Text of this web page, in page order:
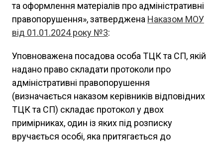
та оформлення матеріалів про адміністративні
правопорушення», затверджена Наказом МОУ
від 01.01.2024 року №3:
Уповноважена посадова особа ТЦК та СП, якій
надано право складати протоколи про
адміністративні правопорушення
(визначається наказом керівників відповідних
ТЦК та СП) складає протокол у двох
примірниках, один із яких під розписку
вручається особі, яка притягається до